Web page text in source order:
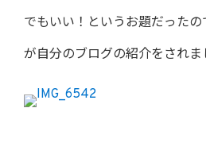
でもいい！というお題だった
が自分のブログの紹介をされま